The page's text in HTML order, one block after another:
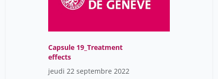
Capsule 19_Treatment
effects
jeudi 22 septembre 2022